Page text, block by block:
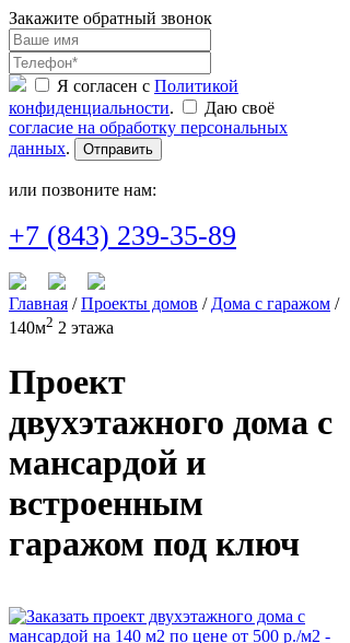
Закажите обратный звонок
Я согласен с Политикой
конфиденциальности.
Даю своё
согласие на обработку персональных
данных. Отправить
или позвоните нам:
+7 (843) 239-35-89
Главная /Проекты домов / Дома с гаражом /
140м2 2 этажа
Проект
двухэтажного дома с
мансардой и
встроенным
гаражом под ключ